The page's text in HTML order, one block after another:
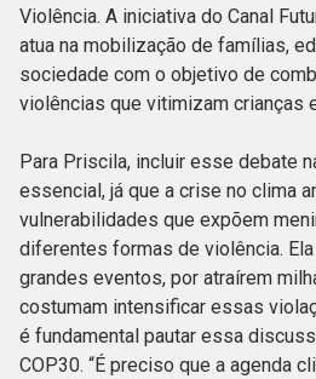
Violência. A iniciativa do Canal
atua na mobilização de famílias,
sociedade com o objetivo de
violências que vitimizam crianças
Para Priscila, incluir esse debate
essencial, já que a crise no clima
vulnerabilidades que expõem
diferentes formas de violência.
grandes eventos, por atraírem
costumam intensificar essas
é fundamental pautar essa
COP30. “É preciso que a agenda